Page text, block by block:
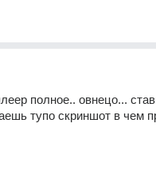
полное.. овнецо...
тупо скриншот в чем